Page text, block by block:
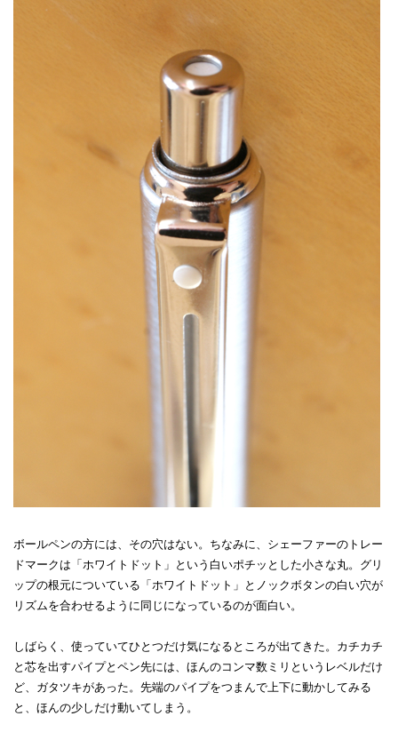
ボールペンの方には、その穴はない。ちなみに、シェーファーのトレー
ドマークは「ホワイトドット」という白いポチッとした小さな丸。グリ
ップの根元についている「ホワイトドット」とノックボタンの白い穴が
リズムを合わせるように同じになっているのが面白い。
しばらく、使っていてひとつだけ気になるところが出てきた。カチカチ
と芯を出すパイプとペン先には、ほんのコンマ数ミリというレベルだけ
ど、ガタツキがあった。先端のパイプをつまんで上下に動かしてみる
と、ほんの少しだけ動いてしまう。